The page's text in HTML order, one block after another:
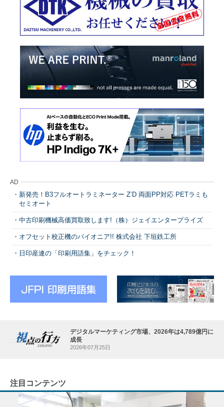
AD
新発売！B3フルオートラミネーター Z’D 両面PP対応 PETラミも
セミオート
中古印刷機械高価買取致します!（株）ジェイエンタープライズ
オフセット校正機のパイオニア!! 株式会社 下垣鉄工所
日印産連の「印刷用語集」をチェック！
デジタルマーケティング市場、2026年は4,789億円に
成長
2026年07月25日
注目コンテンツ